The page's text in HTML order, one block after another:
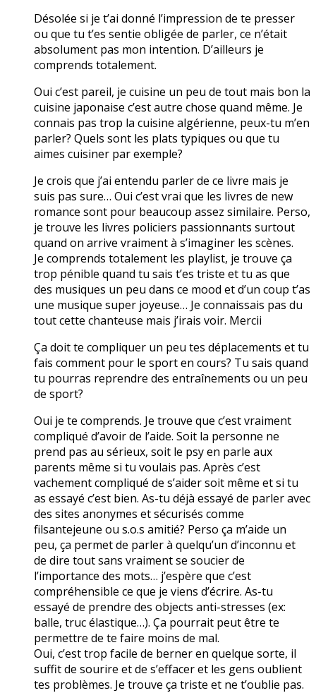
Désolée si je t’ai donné l’impression de te presser
ou que tu t’es sentie obligée de parler, ce n’était
absolument pas mon intention. D’ailleurs je
comprends totalement.
Oui c’est pareil, je cuisine un peu de tout mais bon la
cuisine japonaise c’est autre chose quand même. Je
connais pas trop la cuisine algérienne, peux-tu m’en
parler? Quels sont les plats typiques ou que tu
aimes cuisiner par exemple?
Je crois que j’ai entendu parler de ce livre mais je
suis pas sure… Oui c’est vrai que les livres de new
romance sont pour beaucoup assez similaire. Perso,
je trouve les livres policiers passionnants surtout
quand on arrive vraiment à s’imaginer les scènes.
Je comprends totalement les playlist, je trouve ça
trop pénible quand tu sais t’es triste et tu as que
des musiques un peu dans ce mood et d’un coup t’as
une musique super joyeuse… Je connaissais pas du
tout cette chanteuse mais j’irais voir. Mercii
Ça doit te compliquer un peu tes déplacements et tu
fais comment pour le sport en cours? Tu sais quand
tu pourras reprendre des entraînements ou un peu
de sport?
Oui je te comprends. Je trouve que c’est vraiment
compliqué d’avoir de l’aide. Soit la personne ne
prend pas au sérieux, soit le psy en parle aux
parents même si tu voulais pas. Après c’est
vachement compliqué de s’aider soit même et si tu
as essayé c’est bien. As-tu déjà essayé de parler avec
des sites anonymes et sécurisés comme
filsantejeune ou s.o.s amitié? Perso ça m’aide un
peu, ça permet de parler à quelqu’un d’inconnu et
de dire tout sans vraiment se soucier de
l’importance des mots… j’espère que c’est
compréhensible ce que je viens d’écrire. As-tu
essayé de prendre des objects anti-stresses (ex:
balle, truc élastique…). Ça pourrait peut être te
permettre de te faire moins de mal.
Oui, c’est trop facile de berner en quelque sorte, il
suffit de sourire et de s’effacer et les gens oublient
tes problèmes. Je trouve ça triste et ne t’oublie pas.